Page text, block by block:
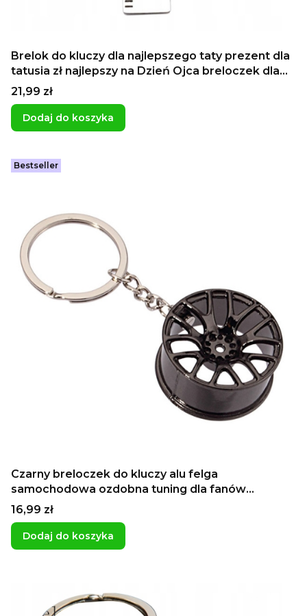
Brelok do kluczy dla najlepszego taty prezent dla
tatusia zł najlepszy na Dzień Ojca breloczek dla
majsterkowicza
Cena
21,99 zł
Dodaj do koszyka
Bestseller
Czarny breloczek do kluczy alu felga
samochodowa ozdobna tuning dla fanów
motoryzacji samochodów
Cena
16,99 zł
Dodaj do koszyka